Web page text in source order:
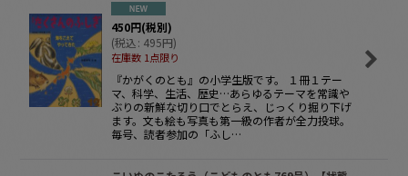
450円(税別)
(税込: 495円)
在庫数 1点限り
『かがくのとも』の小学生版です。 １冊１テー
マ、科学、生活、歴史…あらゆるテーマを常識や
ぶりの新鮮な切り口でとらえ、じっくり掘り下げ
ます。文も絵も写真も第一級の作者が全力投球。
毎号、読者参加の「ふし…